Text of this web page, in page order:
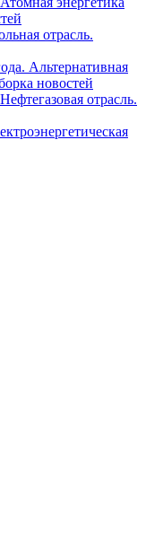
отрасль.
Альтернативная
новостей
отрасль.